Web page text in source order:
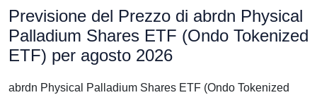
Previsione del Prezzo di abrdn Physical
Palladium Shares ETF (Ondo Tokenized
ETF) per agosto 2026
abrdn Physical Palladium Shares ETF (Ondo Tokenized